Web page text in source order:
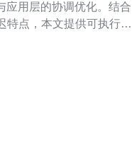
应用层的协调优化。结合
特点，本文提供可执行的
向本地与区域性GEO搜